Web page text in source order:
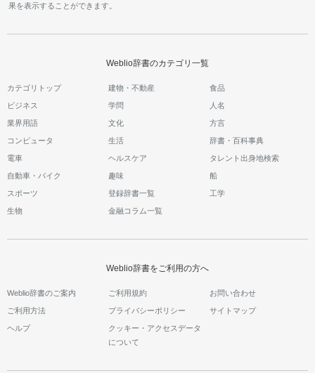
果を表示することができます。
Weblio辞書のカテゴリ一覧
カテゴリトップ 建物・不動産 食品
ビジネス 学問 人名
業界用語 文化 方言
コンピュータ 生活 辞書・百科事典
電車 ヘルスケア タレント出身地検索
自動車・バイク 趣味 船
スポーツ 登録辞書一覧 工学
生物 金融コラム一覧
Weblio辞書をご利用の方へ
Weblio辞書のご案内 ご利用規約 お問い合わせ
ご利用方法 プライバシーポリシー サイトマップ
ヘルプ
クッキー・アクセスデータ
について